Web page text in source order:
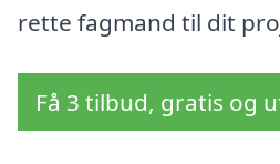
rette fagmand til dit
Få 3 tilbud, gratis og